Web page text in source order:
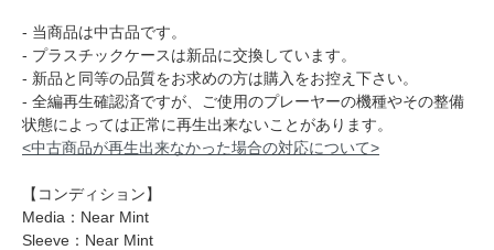
- 当商品は中古品です。
- プラスチックケースは新品に交換しています。
- 新品と同等の品質をお求めの方は購入をお控え下さい。
- 全編再生確認済ですが、ご使用のプレーヤーの機種やその整備
状態によっては正常に再生出来ないことがあります。
<中古商品が再生出来なかった場合の対応について>
【コンディション】
Media：Near Mint
Sleeve：Near Mint